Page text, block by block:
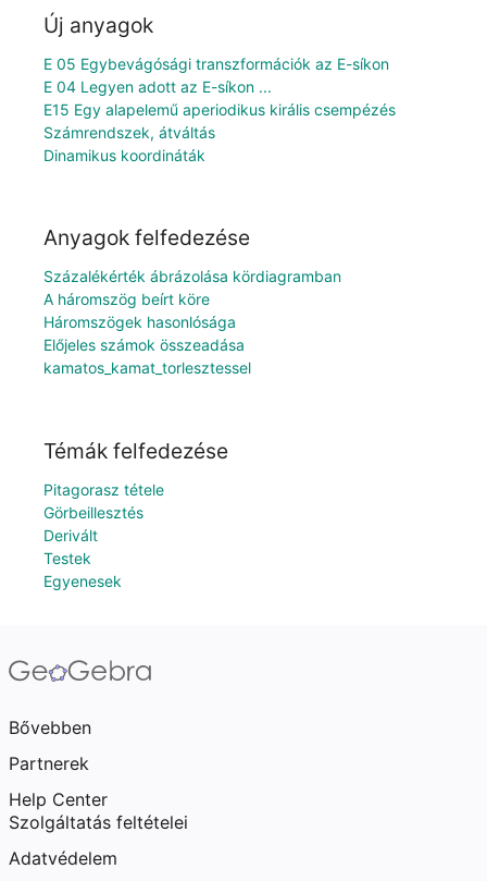
Új anyagok
E 05 Egybevágósági transzformációk az E-síkon
E 04 Legyen adott az E-síkon ...
E15 Egy alapelemű aperiodikus királis csempézés
Számrendszek, átváltás
Dinamikus koordináták
Anyagok felfedezése
Százalékérték ábrázolása kördiagramban
A háromszög beírt köre
Háromszögek hasonlósága
Előjeles számok összeadása
kamatos_kamat_torlesztessel
Témák felfedezése
Pitagorasz tétele
Görbeillesztés
Derivált
Testek
Egyenesek
Bővebben
Partnerek
Help Center
Szolgáltatás feltételei
Adatvédelem